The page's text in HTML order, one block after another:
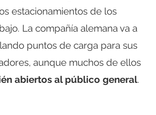
estacionamientos de los
La compañía alemana va a
puntos de carga para sus
aunque muchos de ellos
abiertos al público general.